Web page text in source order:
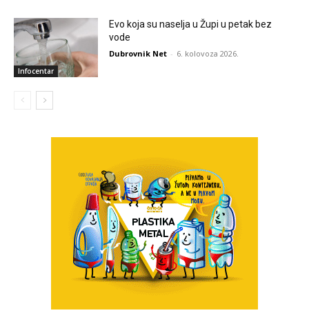
Infocentar
Evo koja su naselja u Župi u petak bez
vode
Dubrovnik Net - 6. kolovoza 2026.